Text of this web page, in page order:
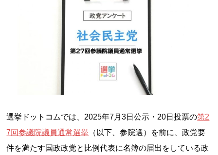
選挙ドットコムでは、2025年7月3日公示・20日投票の第2
7回参議院議員通常選挙 （以下、参院選）を前に、政党要
件を満たす国政政党と比例代表に名簿の届出をしている政